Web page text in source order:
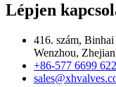
Lépjen
416. szám,
Wenzhou,
+86-577 6699